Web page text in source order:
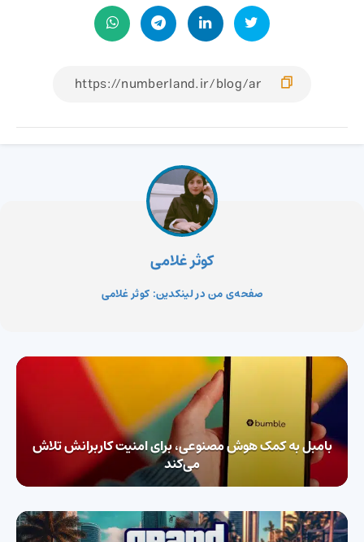
کوثر غلامی
صفحه‌ی من در لینکدین: کوثر غلامی
بامبل به کمک هوش مصنوعی،‌ برای امنیت کاربرانش تلاش
می‌‌کند